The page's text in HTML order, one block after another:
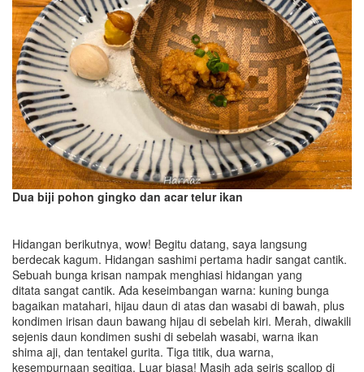
Dua biji pohon gingko dan acar telur ikan
Hidangan berikutnya, wow! Begitu datang, saya langsung
berdecak kagum. Hidangan sashimi pertama hadir sangat cantik.
Sebuah bunga krisan nampak menghiasi hidangan yang
ditata sangat cantik. Ada keseimbangan warna: kuning bunga
bagaikan matahari, hijau daun di atas dan wasabi di bawah, plus
kondimen irisan daun bawang hijau di sebelah kiri. Merah, diwakili
sejenis daun kondimen sushi di sebelah wasabi, warna ikan
shima aji, dan tentakel gurita. Tiga titik, dua warna,
kesempurnaan segitiga. Luar biasa! Masih ada seiris scallop di